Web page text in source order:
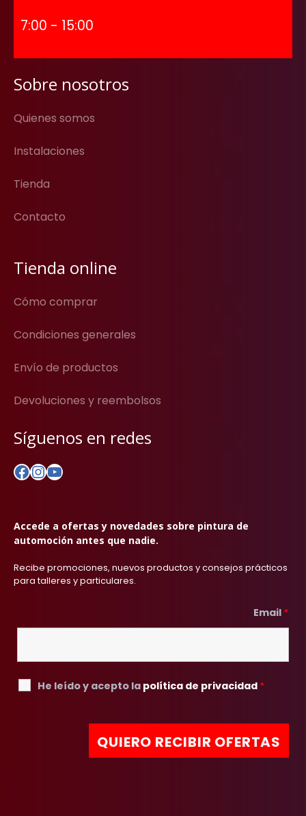
7:00 - 15:00
Sobre nosotros
Quienes somos
Instalaciones
Tienda
Contacto
Tienda online
Cómo comprar
Condiciones generales
Envío de productos
Devoluciones y reembolsos
Síguenos en redes
Facebook
Instagram
YouTube
Accede a ofertas y novedades sobre pintura de
automoción antes que nadie.
Recibe promociones, nuevos productos y consejos prácticos
para talleres y particulares.
Email *
He leído y acepto la política de privacidad *